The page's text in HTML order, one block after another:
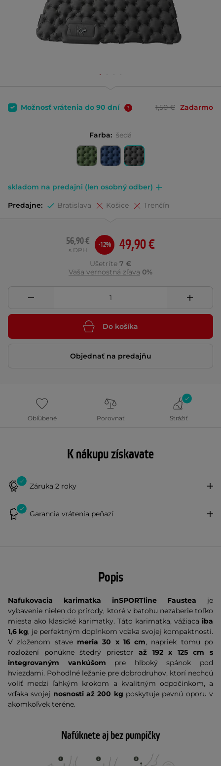
Možnosť vrátenia do 90 dní 1,50 € Zadarmo
Farba: šedá
skladom na predajni (len osobný odber)
Predajne: Bratislava Košice Trenčín
49,90 €
56,90 €
s DPH
-12%
Ušetríte 7 €
Vaša vernostná zľava 0%
Do košíka
Objednať na predajňu
Obľúbené Porovnať Strážiť
K nákupu získavate
Záruka 2 roky
Garancia vrátenia peňazí
Popis
Nafukovacia karimatka inSPORTline Faustea je
vybavenie nielen do prírody, ktoré v batohu nezaberie toľko
miesta ako klasické karimatky. Táto karimatka, vážiaca iba
1,6 kg, je perfektným doplnkom vďaka svojej kompaktnosti.
V zloženom stavemeria 30 x 16 cm, napriek tomu po
rozložení ponúkne štedrý priestor až 192 x 125 cm
s
integrovaným vankúšom pre hlboký spánok pod
hviezdami. Pohodlné ležanie pre dobrodruhov, ktorí nechcú
voliť medzi ľahkým krokom a kvalitným odpočinkom, a
vďaka svojej nosnosti až 200 kg poskytuje pevnú oporu v
akomkoľvek teréne.
Nafúknete aj bez pumpičky